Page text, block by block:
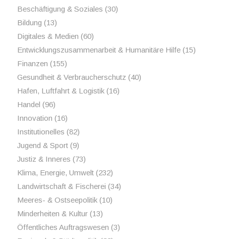
Beschäftigung & Soziales (30)
Bildung (13)
Digitales & Medien (60)
Entwicklungszusammenarbeit & Humanitäre Hilfe(15)
Finanzen (155)
Gesundheit & Verbraucherschutz (40)
Hafen, Luftfahrt & Logistik(16)
Handel (96)
Innovation (16)
Institutionelles (82)
Jugend & Sport(9)
Justiz & Inneres (73)
Klima, Energie, Umwelt(232)
Landwirtschaft & Fischerei (34)
Meeres- & Ostseepolitik(10)
Minderheiten & Kultur(13)
Öffentliches Auftragswesen (3)